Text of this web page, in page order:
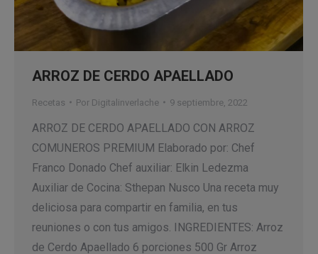
ARROZ DE CERDO APAELLADO
Recetas Por Digitalinverlache 9 septiembre, 2022
ARROZ DE CERDO APAELLADO CON ARROZ
COMUNEROS PREMIUM Elaborado por: Chef
Franco Donado Chef auxiliar: Elkin Ledezma
Auxiliar de Cocina: Sthepan Nusco Una receta muy
deliciosa para compartir en familia, en tus
reuniones o con tus amigos. INGREDIENTES: Arroz
de Cerdo Apaellado 6 porciones 500 Gr Arroz